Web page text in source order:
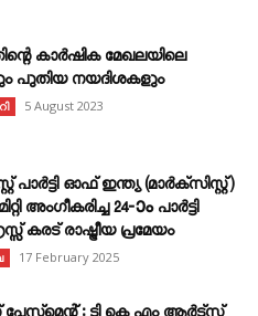
കാർഷിക മേഖലയിലെ
പുതിയ നയദിശകളും
5 August 2023
പാർട്ടി ഓഫ് ഇന്ത്യ (മാർക്സിസ്റ്റ്)
അംഗീകരിച്ച 24‐ാം പാർട്ടി
കരട് രാഷ്ട്രീയ പ്രമേയം
17 February 2025